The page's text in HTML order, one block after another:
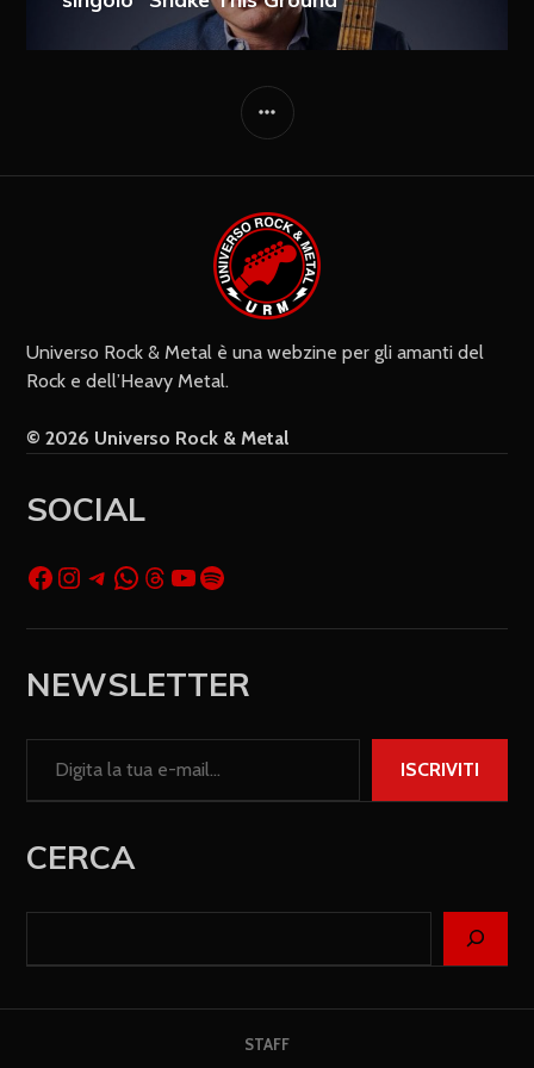
Ricevi i nuovi articoli via e-mail
Giornalmente
Ricevi i nuovi commenti via e-mail
Do il mio consenso affinché un
cookie salvi i miei dati (nome, e-mail,
sito web) per il prossimo commento.
Universo Rock & Metal è una webzine per gli amanti del
Rock e dell’Heavy Metal.
© 2026 Universo Rock & Metal
SOCIAL
NEWSLETTER
ISCRIVITI
CERCA
STAFF